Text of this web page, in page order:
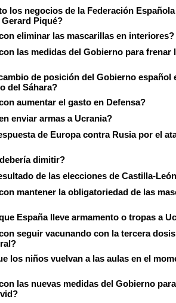
los negocios de la Federación
Piqué?
eliminar las mascarillas en interiores?
las medidas del Gobierno para frenar
de posición del Gobierno español
del Sáhara?
aumentar el gasto en Defensa?
enviar armas a Ucrania?
de Europa contra Rusia por el
dimitir?
de las elecciones de Castilla-
mantener la obligatoriedad de las
España lleve armamento o tropas a
seguir vacunando con la tercera
los niños vuelvan a las aulas en el
las nuevas medidas del Gobierno